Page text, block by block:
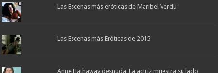
Las Escenas más eróticas de Maribel Verdú
Las Escenas más Eróticas de 2015
Anne Hathaway desnuda. La actriz muestra su lado